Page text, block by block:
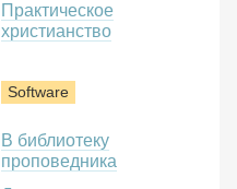
Практическое
христианство
Software
В библиотеку
проповедника